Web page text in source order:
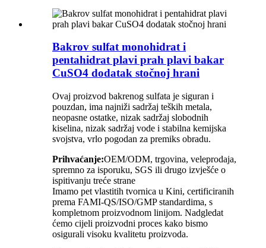
Bakrov sulfat monohidrat i
pentahidrat plavi prah plavi bakar
CuSO4 dodatak stočnoj hrani
Ovaj proizvod bakrenog sulfata je siguran i
pouzdan, ima najniži sadržaj teških metala,
neopasne ostatke, nizak sadržaj slobodnih
kiselina, nizak sadržaj vode i stabilna kemijska
svojstva, vrlo pogodan za premiks obradu.
Prihvaćanje:OEM/ODM, trgovina, veleprodaja,
spremno za isporuku, SGS ili drugo izvješće o
ispitivanju treće strane
Imamo pet vlastitih tvornica u Kini, certificiranih
prema FAMI-QS/ISO/GMP standardima, s
kompletnom proizvodnom linijom. Nadgledat
ćemo cijeli proizvodni proces kako bismo
osigurali visoku kvalitetu proizvoda.